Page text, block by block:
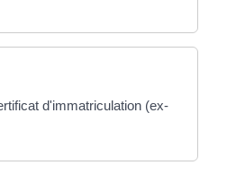
d'immatriculation (ex-